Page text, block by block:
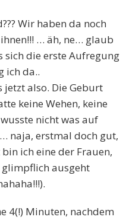
Wir haben da noch
… äh, ne… glaub
sich die erste Aufregung
ich da..
jetzt also. Die Geburt
keine Wehen, keine
nicht was auf
naja, erstmal doch gut,
ich eine der Frauen,
glimpflich ausgeht
4(!) Minuten, nachdem